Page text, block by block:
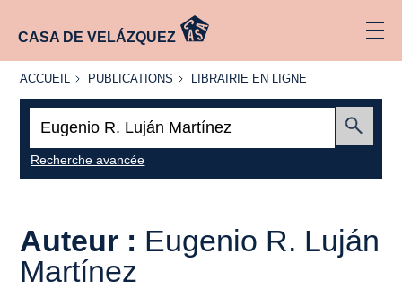
CASA DE VELÁZQUEZ
ACCUEIL
ACCUEIL PUBLICATIONS
PUBLICATIONS
LIBRAIRIE
LIBRAIRIE EN LIGNE
Recherche avancée
Auteur : Eugenio R. Luján
Martínez